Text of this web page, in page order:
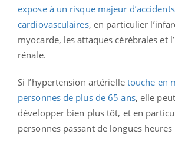
expose à un risque majeur d’accidents
cardiovasculaires, en particulier
myocarde, les attaques cérébrales et
rénale.
Si l’hypertension artérielle touche en
personnes de plus de 65 ans, elle
développer bien plus tôt, et en
personnes passant de longues